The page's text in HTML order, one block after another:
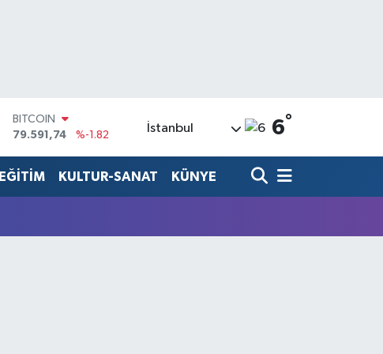
BITCOIN
79.591,74
%-1.82
45,43620
EURO
53,38690
%0.19
İstanbul 6°
EĞİTİM KULTUR-SANAT KÜNYE